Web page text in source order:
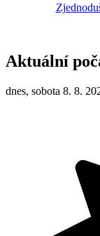
Aktuální
dnes, sobota 8. 8.